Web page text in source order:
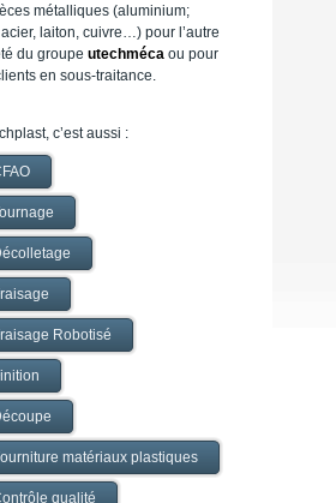
métalliques (aluminium;
laiton, cuivre…) pour l’autre
du groupe utechméca ou pour
en sous-traitance.
c’est aussi :
Robotisé
matériaux plastiques
qualité